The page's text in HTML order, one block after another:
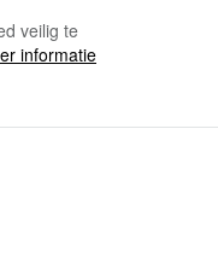
veilig te
informatie